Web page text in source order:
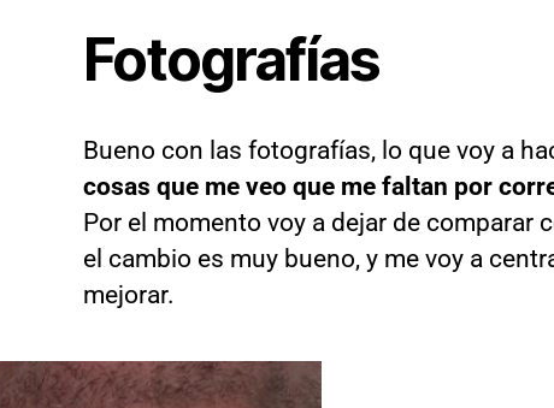
Fotografías
Bueno con las fotografías, lo que voy a
cosas que me veo que me faltan por
Por el momento voy a dejar de comparar
el cambio es muy bueno, y me voy a
mejorar.